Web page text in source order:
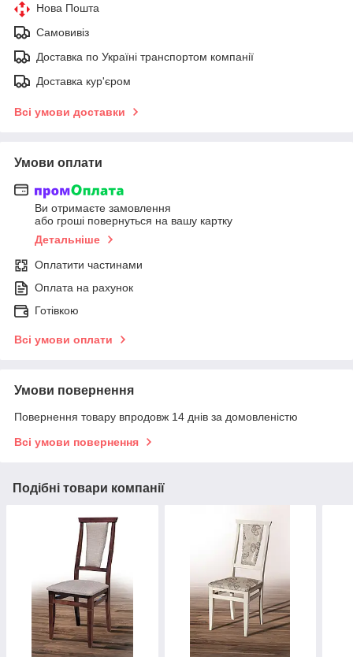
Нова Пошта
Самовивіз
Доставка по Україні транспортом компанії
Доставка кур'єром
Всі умови доставки
Умови оплати
Ви отримаєте замовлення
або гроші повернуться на вашу картку
Детальніше
Оплатити частинами
Оплата на рахунок
Готівкою
Всі умови оплати
Умови повернення
Повернення товару впродовж 14 днів за домовленістю
Всі умови повернення
Подібні товари компанії